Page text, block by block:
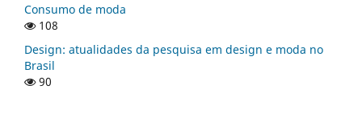
Consumo de moda
108
Design: atualidades da pesquisa em design e moda no
Brasil
90